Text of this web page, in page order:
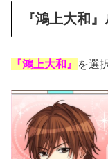
『鴻上大和
『鴻上大和』 を選